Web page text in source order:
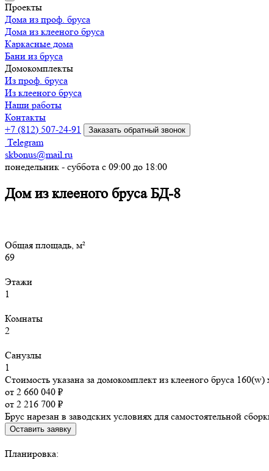
Проекты
Дома из проф. бруса
Дома из клееного бруса
Каркасные дома
Бани из бруса
Домокомплекты
Из проф. бруса
Из клееного бруса
Наши работы
Контакты
+7 (812) 507-24-91
Заказать обратный звонок
Telegram
skbonus@mail.ru
понедельник - суббота с 09:00 до 18:00
Дом из клееного бруса БД-8
Общая площадь, м²
69
Этажи
1
Комнаты
2
Санузлы
1
Стоимость указана за домокомплект из клееного бруса
от 2 660 040 ₽
от 2 216 700 ₽
Брус нарезан в заводских условиях для самостоятельной
Оставить заявку
Планировка: